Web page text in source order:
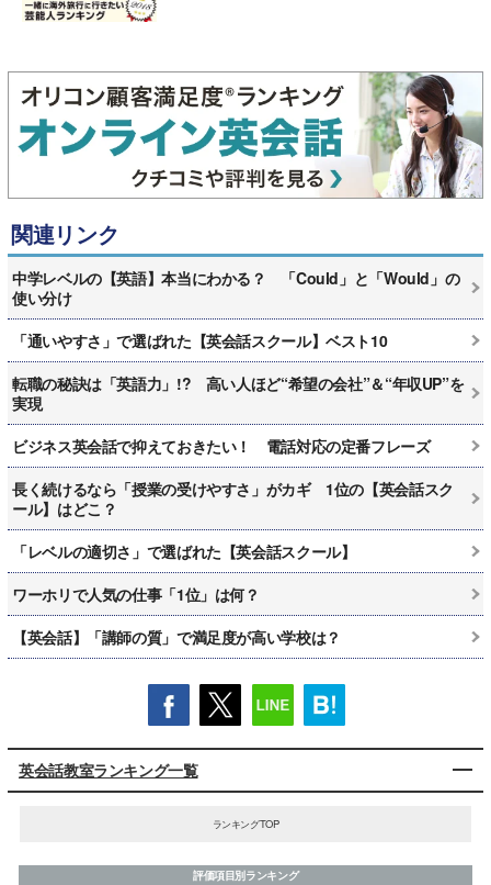
関連リンク
中学レベルの【英語】本当にわかる？ 「Could」と「Would」の
使い分け
「通いやすさ」で選ばれた【英会話スクール】ベスト10
転職の秘訣は「英語力」!? 高い人ほど“希望の会社”＆“年収UP”を
実現
ビジネス英会話で抑えておきたい！ 電話対応の定番フレーズ
長く続けるなら「授業の受けやすさ」がカギ 1位の【英会話スク
ール】はどこ？
「レベルの適切さ」で選ばれた【英会話スクール】
ワーホリで人気の仕事「1位」は何？
【英会話】「講師の質」で満足度が高い学校は？
英会話教室ランキング一覧
ランキングTOP
評価項目別ランキング